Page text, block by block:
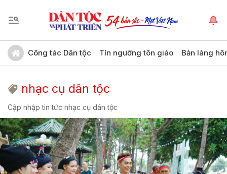
Công tác Dân tộc Tín ngưỡng tôn giáo Bản làng
nhạc cụ dân tộc
Cập nhập tin tức nhạc cụ dân tộc